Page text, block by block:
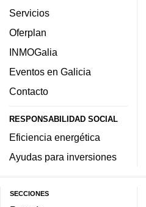
Servicios
Oferplan
INMOGalia
Eventos en Galicia
Contacto
RESPONSABILIDAD SOCIAL
Eficiencia energética
Ayudas para inversiones
SECCIONES